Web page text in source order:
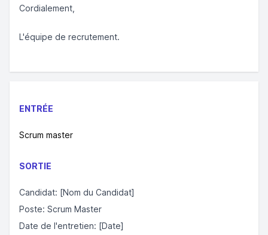
Cordialement,
L'équipe de recrutement.
ENTRÉE
Scrum master
SORTIE
Candidat: [Nom du Candidat]
Poste: Scrum Master
Date de l'entretien: [Date]